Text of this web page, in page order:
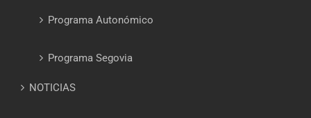
Programa Autonómico
Programa Segovia
NOTICIAS